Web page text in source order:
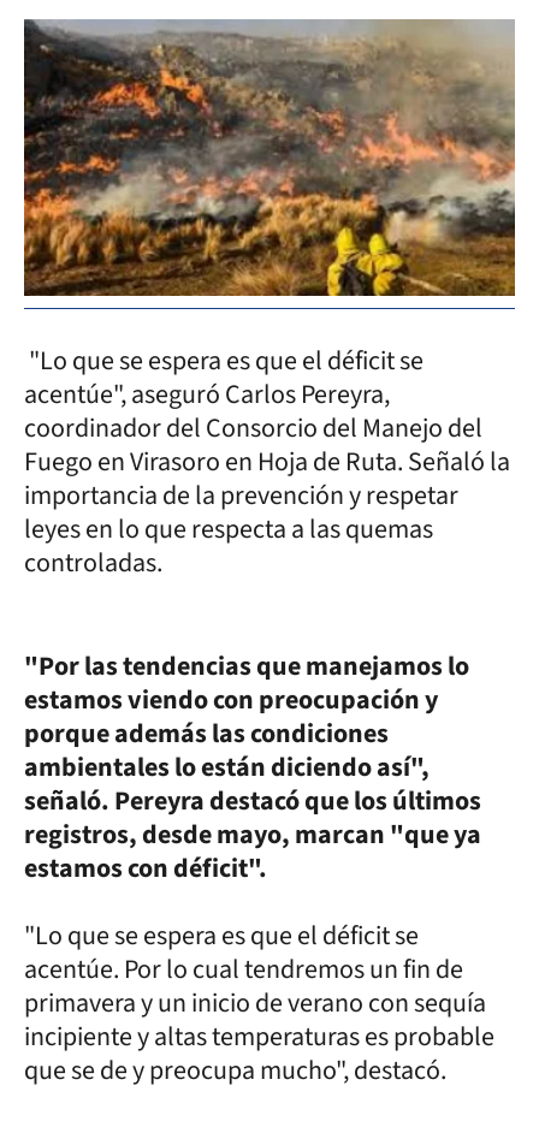
"Lo que se espera es que el déficit se
acentúe", aseguró Carlos Pereyra,
coordinador del Consorcio del Manejo del
Fuego en Virasoro en Hoja de Ruta. Señaló la
importancia de la prevención y respetar
leyes en lo que respecta a las quemas
controladas.
"Por las tendencias que manejamos lo
estamos viendo con preocupación y
porque además las condiciones
ambientales lo están diciendo así",
señaló. Pereyra destacó que los últimos
registros, desde mayo, marcan "que ya
estamos con déficit".
"Lo que se espera es que el déficit se
acentúe. Por lo cual tendremos un fin de
primavera y un inicio de verano con sequía
incipiente y altas temperaturas es probable
que se de y preocupa mucho", destacó.